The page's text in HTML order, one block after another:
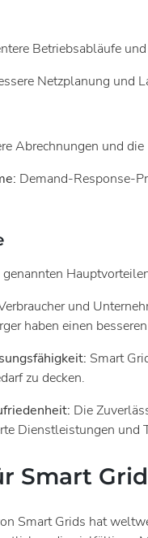
Betriebsabläufe
Netzplanung und
Abrechnungen und
Demand-Response-
und
haben einen
Smart
zu decken.
Die
Dienstleistungen und
Smart
Smart Grids hat